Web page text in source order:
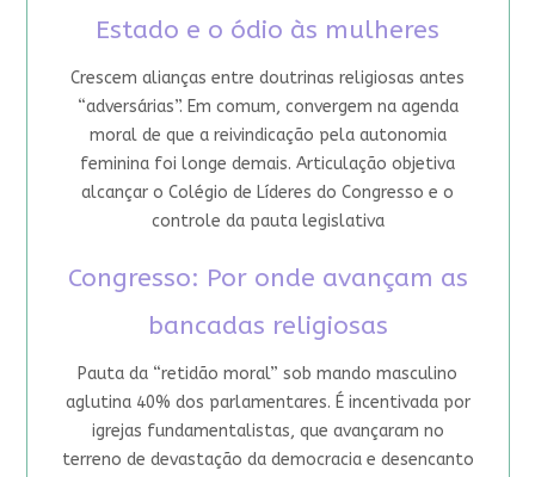
Estado e o ódio às mulheres
Crescem alianças entre doutrinas religiosas antes
“adversárias”. Em comum, convergem na agenda
moral de que a reivindicação pela autonomia
feminina foi longe demais. Articulação objetiva
alcançar o Colégio de Líderes do Congresso e o
controle da pauta legislativa
Congresso: Por onde avançam as
bancadas religiosas
Pauta da “retidão moral” sob mando masculino
aglutina 40% dos parlamentares. É incentivada por
igrejas fundamentalistas, que avançaram no
terreno de devastação da democracia e desencanto